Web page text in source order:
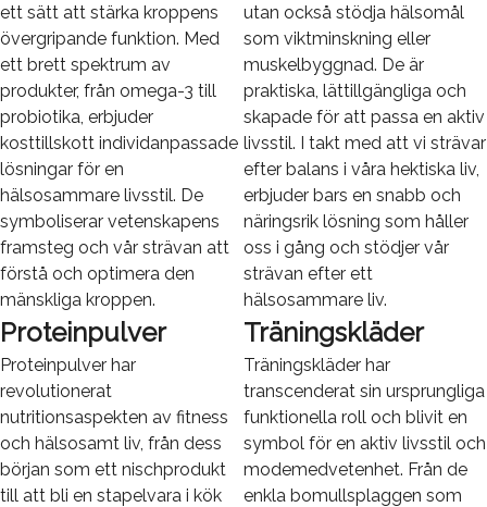
ett sätt att stärka kroppens
övergripande funktion. Med
ett brett spektrum av
produkter, från omega-3 till
probiotika, erbjuder
kosttillskott individanpassade
lösningar för en
hälsosammare livsstil. De
symboliserar vetenskapens
framsteg och vår strävan att
förstå och optimera den
mänskliga kroppen.
utan också stödja hälsomål
som viktminskning eller
muskelbyggnad. De är
praktiska, lättillgängliga och
skapade för att passa en aktiv
livsstil. I takt med att vi strävar
efter balans i våra hektiska liv,
erbjuder bars en snabb och
näringsrik lösning som håller
oss i gång och stödjer vår
strävan efter ett
hälsosammare liv.
Proteinpulver
Proteinpulver har
revolutionerat
nutritionsaspekten av fitness
och hälsosamt liv, från dess
början som ett nischprodukt
till att bli en stapelvara i kök
Träningskläder
Träningskläder har
transcenderat sin ursprungliga
funktionella roll och blivit en
symbol för en aktiv livsstil och
modemedvetenhet. Från de
enkla bomullsplaggen som